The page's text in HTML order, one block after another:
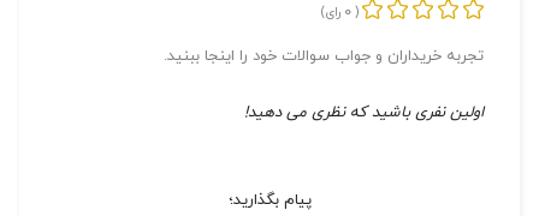
(
0 رای)
تجربه خریداران و جواب سوالات خود را اینجا ببنید.
اولین نفری باشید که نظری می دهید!
پیام بگذارید؛